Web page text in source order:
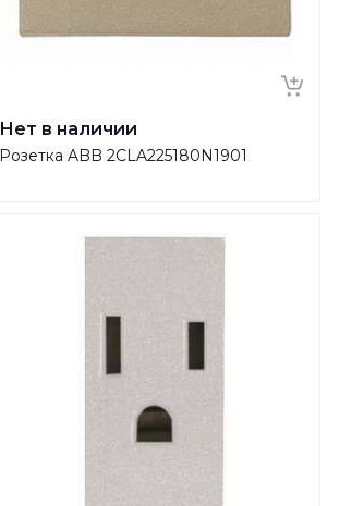
Нет в наличии
Розетка ABB 2CLA225180N1901